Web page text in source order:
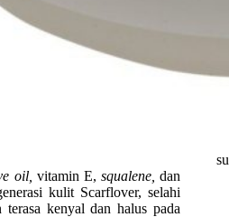
oil, vitamin E,squalene, dan
kulit Scarflover, selahi
kenyal dan halus pada